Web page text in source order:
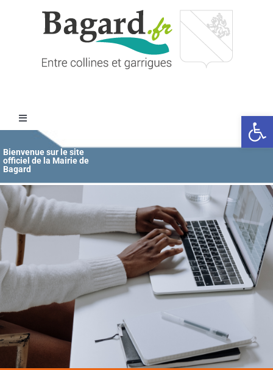
Ouvrir
Toggle
Navigation
Accueil
MAIRIE
ÉDUCATION / JEUNESSE
VIE COMMUNALE
MES SORTIES / MES LOISIRS
Bienvenue sur le site
officiel de la Mairie de
Bagard